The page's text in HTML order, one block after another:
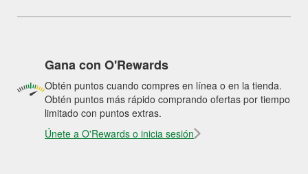
Gana con O'Rewards
Obtén puntos cuando compres en línea o en la tienda.
Obtén puntos más rápido comprando ofertas por tiempo
limitado con puntos extras.
Únete a O'Rewards o inicia sesión